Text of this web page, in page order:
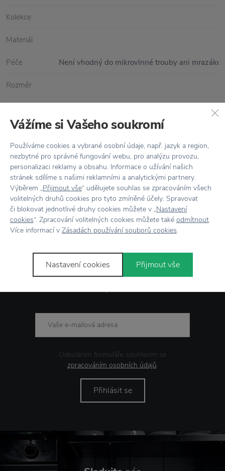
Vše skladem, odesíláme ihned
Doprava zdarmanad 2 000 Kč
Vrácení zbožído 30 dnů
7500+ produktůna výběr
Showroomve Zlíně
Kolekce
Materiál
Péče Není vhodný do mikrovlnné trouby ani
Rozměr
Odesláním formuláře souhlasím se
zpracováním osobních údajů.
Přihlásit se
Vážíme si Vašeho soukromí
Používáme cookies a vybrané osobní údaje, např. jazyk a region,
nezbytné pro správné fungování webu, pro analýzu provozu,
personalizaci reklamy a obsahu. Informace o užívání našich
stránek sdílíme s našimi reklamními a analytickými partnery.
Výběrem „Přijmout vše“ udělujete souhlas se zpracováním všech
volitelných druhů cookies pro tyto zmíněné účely. Spravovat
či blokovat jednotlivé druhy cookies můžete v „Nastavení
cookies“. Zpracování volitelných cookies můžete také odmítnout.
Více informací v Zásadách používání souborů cookies.
Nastavení cookies Přijmout vše